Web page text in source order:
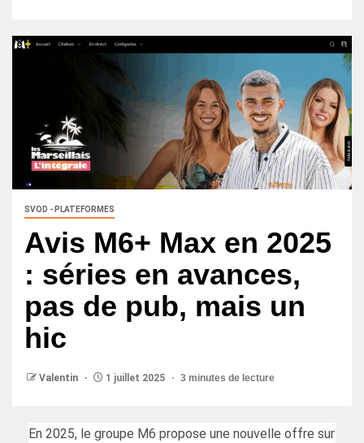
SVOD - PLATEFORMES
Avis M6+ Max en 2025
: séries en avances,
pas de pub, mais un
hic
Valentin 1 juillet 2025 3 minutes de lecture
En 2025, le groupe M6 propose une nouvelle offre sur